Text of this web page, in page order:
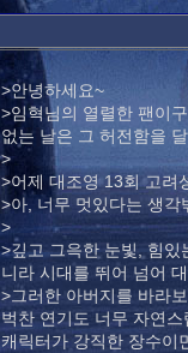
>안녕하세요~
>임혁님의 열렬한 팬이
없는 날은 그 허전함을
>
>어제 대조영 13회 고려
>아, 너무 멋있다는 생각
>
>깊고 그윽한 눈빛, 힘있
니라 시대를 뛰어 넘어
>그러한 아버지를 바라
벅찬 연기도 너무 자연
캐릭터가 강직한 장수이